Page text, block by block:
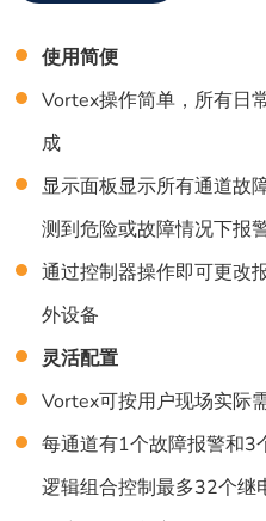
使用简便
Vortex操作简单，所有日
成
显示面板显示所有通道故
测到危险或故障情况下报
通过控制器操作即可更改
外设备
灵活配置
Vortex可按用户现场实际
每通道有1个故障报警和3
逻辑组合控制最多32个继